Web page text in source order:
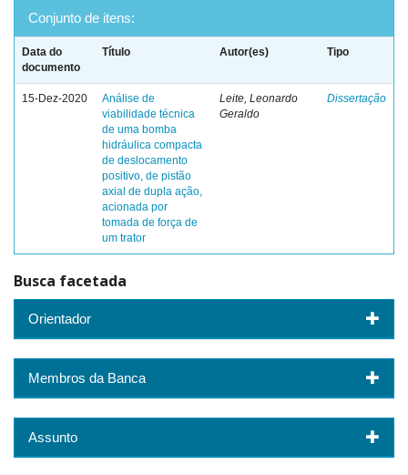
Conjunto de itens:
Data do
documento
Título Autor(es) Tipo
15-Dez-2020
Análise de
viabilidade técnica
de uma bomba
hidráulica compacta
de deslocamento
positivo, de pistão
axial de dupla ação,
acionada por
tomada de força de
um trator
Leite, Leonardo
Geraldo
Dissertação
Busca facetada
Orientador
Membros da Banca
Assunto